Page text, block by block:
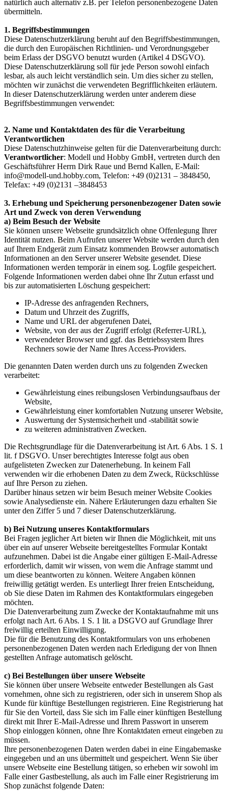
natürlich auch alternativ z.B. per Telefon personenbezogene Daten
übermitteln.
1. Begriffsbestimmungen
Diese Datenschutzerklärung beruht auf den Begriffsbestimmungen,
die durch den Europäischen Richtlinien- und Verordnungsgeber
beim Erlass der DSGVO benutzt wurden (Artikel 4 DSGVO).
Diese Datenschutzerklärung soll für jede Person sowohl einfach
lesbar, als auch leicht verständlich sein. Um dies sicher zu stellen,
möchten wir zunächst die verwendeten Begrifflichkeiten erläutern.
In dieser Datenschutzerklärung werden unter anderem diese
Begriffsbestimmungen verwendet:
2. Name und Kontaktdaten des für die Verarbeitung
Verantwortlichen
Diese Datenschutzhinweise gelten für die Datenverarbeitung durch:
Verantwortlicher: Modell und Hobby GmbH, vertreten durch den
Geschäftsführer Herrn Dirk Raue und Bernd Kallen, E-Mail:
info@modell-und.hobby.com, Telefon: +49 (0)2131 – 3848450,
Telefax: +49 (0)2131 –3848453
3. Erhebung und Speicherung personenbezogener Daten sowie
Art und Zweck von deren Verwendung
a) Beim Besuch der Website
Sie können unsere Webseite grundsätzlich ohne Offenlegung Ihrer
Identität nutzen. Beim Aufrufen unserer Website werden durch den
auf Ihrem Endgerät zum Einsatz kommenden Browser automatisch
Informationen an den Server unserer Website gesendet. Diese
Informationen werden temporär in einem sog. Logfile gespeichert.
Folgende Informationen werden dabei ohne Ihr Zutun erfasst und
bis zur automatisierten Löschung gespeichert:
IP-Adresse des anfragenden Rechners,
Datum und Uhrzeit des Zugriffs,
Name und URL der abgerufenen Datei,
Website, von der aus der Zugriff erfolgt (Referrer-URL),
verwendeter Browser und ggf. das Betriebssystem Ihres
Rechners sowie der Name Ihres Access-Providers.
Die genannten Daten werden durch uns zu folgenden Zwecken
verarbeitet:
Gewährleistung eines reibungslosen Verbindungsaufbaus der
Website,
Gewährleistung einer komfortablen Nutzung unserer Website,
Auswertung der Systemsicherheit und -stabilität sowie
zu weiteren administrativen Zwecken.
Die Rechtsgrundlage für die Datenverarbeitung ist Art. 6 Abs. 1 S. 1
lit. f DSGVO. Unser berechtigtes Interesse folgt aus oben
aufgelisteten Zwecken zur Datenerhebung. In keinem Fall
verwenden wir die erhobenen Daten zu dem Zweck, Rückschlüsse
auf Ihre Person zu ziehen.
Darüber hinaus setzen wir beim Besuch meiner Website Cookies
sowie Analysedienste ein. Nähere Erläuterungen dazu erhalten Sie
unter den Ziffer 5 und 7 dieser Datenschutzerklärung.
b) Bei Nutzung unseres Kontaktformulars
Bei Fragen jeglicher Art bieten wir Ihnen die Möglichkeit, mit uns
über ein auf unserer Webseite bereitgestelltes Formular Kontakt
aufzunehmen. Dabei ist die Angabe einer gültigen E-Mail-Adresse
erforderlich, damit wir wissen, von wem die Anfrage stammt und
um diese beantworten zu können. Weitere Angaben können
freiwillig getätigt werden. Es unterliegt Ihrer freien Entscheidung,
ob Sie diese Daten im Rahmen des Kontaktformulars eingegeben
möchten.
Die Datenverarbeitung zum Zwecke der Kontaktaufnahme mit uns
erfolgt nach Art. 6 Abs. 1 S. 1 lit. a DSGVO auf Grundlage Ihrer
freiwillig erteilten Einwilligung.
Die für die Benutzung des Kontaktformulars von uns erhobenen
personenbezogenen Daten werden nach Erledigung der von Ihnen
gestellten Anfrage automatisch gelöscht.
c) Bei Bestellungen über unsere Webseite
Sie können über unsere Webseite entweder Bestellungen als Gast
vornehmen, ohne sich zu registrieren, oder sich in unserem Shop als
Kunde für künftige Bestellungen registrieren. Eine Registrierung hat
für Sie den Vorteil, dass Sie sich im Falle einer künftigen Bestellung
direkt mit Ihrer E-Mail-Adresse und Ihrem Passwort in unserem
Shop einloggen können, ohne Ihre Kontaktdaten erneut eingeben zu
müssen.
Ihre personenbezogenen Daten werden dabei in eine Eingabemaske
eingegeben und an uns übermittelt und gespeichert. Wenn Sie über
unsere Webseite eine Bestellung tätigen, so erheben wir sowohl im
Falle einer Gastbestellung, als auch im Falle einer Registrierung im
Shop zunächst folgende Daten: